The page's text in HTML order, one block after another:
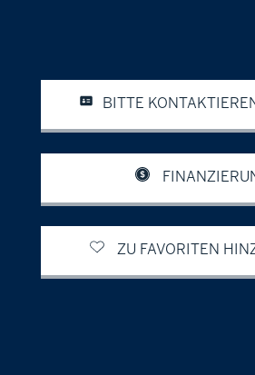
BITTE
ZU FAVORITEN